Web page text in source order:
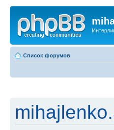
Список форумов